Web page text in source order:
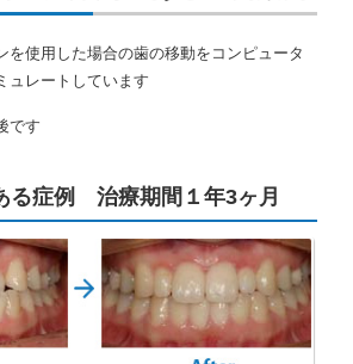
を使用した場合の歯の移動をコンピュータ
ュレートしています
です
る症例 治療期間１年3ヶ月